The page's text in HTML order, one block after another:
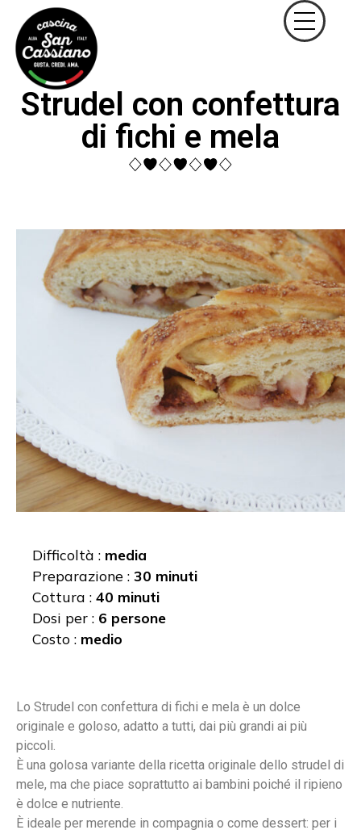
Strudel con confettura
di fichi e mela
Difficoltà : media
Preparazione : 30 minuti
Cottura : 40 minuti
Dosi per : 6 persone
Costo : medio
Lo Strudel con confettura di fichi e mela è un dolce
originale e goloso, adatto a tutti, dai più grandi ai più
piccoli.
È una golosa variante della ricetta originale dello strudel di
mele, ma che piace soprattutto ai bambini poiché il ripieno
è dolce e nutriente.
È ideale per merende in compagnia o come dessert: per i